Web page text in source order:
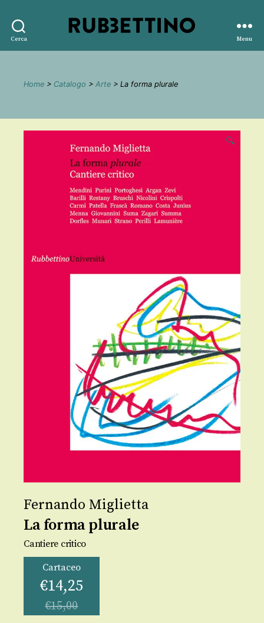
Cerca
editore
Menu
Home > Catalogo > Arte > La forma plurale
🔍
Fernando Miglietta
La forma plurale
Cantiere critico
Cartaceo
€14,25
€15,00